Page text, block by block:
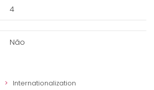
4
Não
Internationalization